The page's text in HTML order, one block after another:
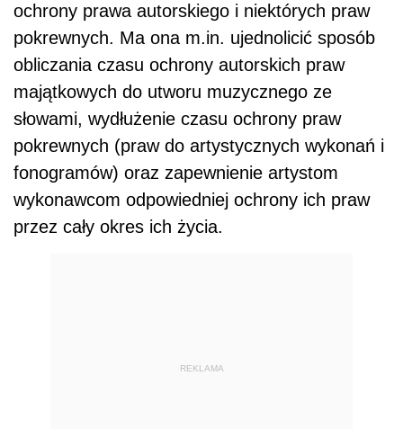
ochrony prawa autorskiego i niektórych praw
pokrewnych. Ma ona m.in. ujednolicić sposób
obliczania czasu ochrony autorskich praw
majątkowych do utworu muzycznego ze
słowami, wydłużenie czasu ochrony praw
pokrewnych (praw do artystycznych wykonań i
fonogramów) oraz zapewnienie artystom
wykonawcom odpowiedniej ochrony ich praw
przez cały okres ich życia.
REKLAMA